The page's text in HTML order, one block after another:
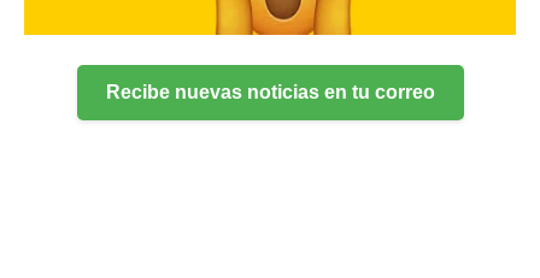
Recibe nuevas noticias en tu correo